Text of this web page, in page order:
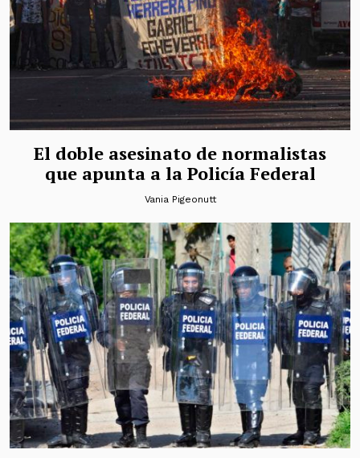
El doble asesinato de normalistas
que apunta a la Policía Federal
Vania Pigeonutt